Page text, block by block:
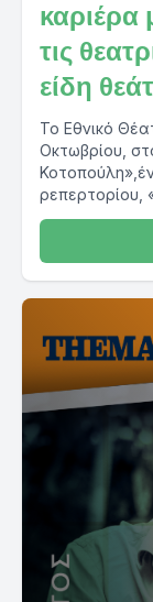
καριέρα
τις
είδη
Το Εθνικό
Οκτωβρίου,
ρεπερτορίου,